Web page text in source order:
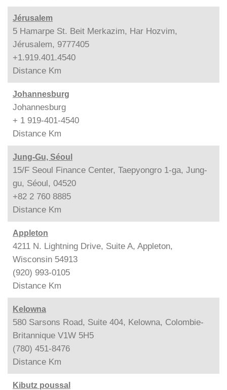
Jérusalem
5 Hamarpe St. Beit Merkazim, Har Hozvim,
Jérusalem, 9777405
+1.919.401.4540
Distance Km
Johannesburg
Johannesburg
+ 1 919-401-4540
Distance Km
Jung-Gu, Séoul
15/F Seoul Finance Center, Taepyongro 1-ga, Jung-
gu, Séoul, 04520
+82 2 760 8885
Distance Km
Appleton
4211 N. Lightning Drive, Suite A, Appleton,
Wisconsin 54913
(920) 993-0105
Distance Km
Kelowna
580 Sarsons Road, Suite 404, Kelowna, Colombie-
Britannique V1W 5H5
(780) 451-8476
Distance Km
Kibutz poussal